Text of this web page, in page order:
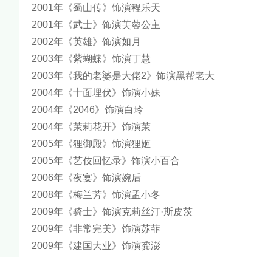
2001年《蜀山传》饰演程乐天
2001年《武士》饰演芙蓉公主
2002年《英雄》饰演如月
2003年《紫蝴蝶》饰演丁慧
2003年《我的老婆是大佬2》饰演黑帮老大
2004年《十面埋伏》饰演小妹
2004年《2046》饰演白玲
2004年《茉莉花开》饰演茉
2005年《狸御殿》饰演狸姬
2005年《艺伎回忆录》饰演小百合
2006年《夜宴》饰演婉后
2008年《梅兰芳》饰演孟小冬
2009年《骑士》饰演克莉丝汀·斯皮茨
2009年《非常完美》饰演苏菲
2009年《建国大业》饰演龚澎